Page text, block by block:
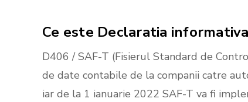
Ce este Declaratia informativa
D406 / SAF-T (Fisierul Standard de
de date contabile de la companii catre
iar de la 1 ianuarie 2022 SAF-T va fi